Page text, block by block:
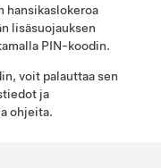
hansikaslokeroa
lisäsuojauksen
PIN-koodin.
voit palauttaa sen
ja
ohjeita.